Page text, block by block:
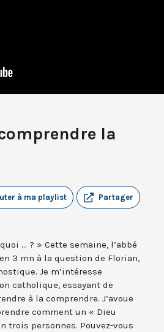
la
Partager
à ma playlist
... ? » Cette semaine, l’abbé
3 mn à la question de Florian,
Je m’intéresse
catholique, essayant de
à la comprendre. J’avoue
comment un « Dieu
trois personnes. Pouvez-vous